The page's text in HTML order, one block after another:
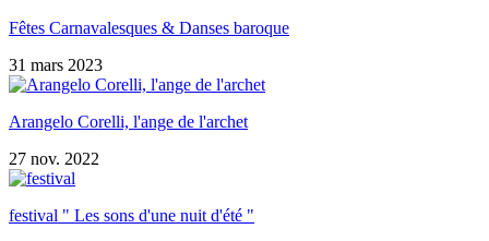
Fêtes Carnavalesques & Danses baroque
31 mars 2023
Arangelo Corelli, l'ange de l'archet
27 nov. 2022
festival " Les sons d'une nuit d'été "